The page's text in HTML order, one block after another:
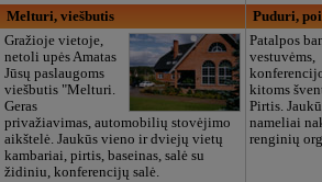
Melturi, viešbutis
Gražioje vietoje,
netoli upės Amatas
Jūsų paslaugoms
viešbutis "Melturi.
Geras
privažiavimas, automobilių stovėjimo
aikštelė. Jaukūs vieno ir dviejų vietų
kambariai, pirtis, baseinas, salė su
židiniu, konferencijų salė.
Puduri,
Patalpos
vestuvėms,
kitoms
Pirtis.
nameliai
renginių